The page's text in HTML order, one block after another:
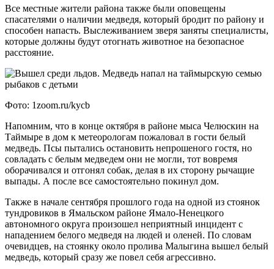
Все местные жители района также были оповещены
спасателями о наличии медведя, который бродит по району и
способен напасть. Выслеживанием зверя заняты специалисты,
которые должны будут отогнать животное на безопасное
расстояние.
Фото: 1zoom.ru/kycb
Напомним, что в конце октября в районе мыса Челюскин на
Таймыре в дом к метеорологам пожаловал в гости белый
медведь. Псы пытались остановить непрошеного гостя, но
совладать с белым медведем они не могли, тот вовремя
оборачивался и отгонял собак, делая в их сторону рычащие
выпады. А после все самостоятельно покинул дом.
Также в начале сентября прошлого года на одной из стоянок
тундровиков в Ямальском районе Ямало-Ненецкого
автономного округа произошел неприятный инцидент с
нападением белого медведя на людей и оленей. По словам
очевидцев, на стоянку около пролива Малыгина вышел белый
медведь, который сразу же повел себя агрессивно.